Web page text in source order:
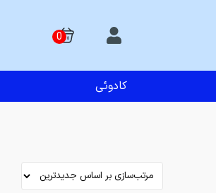
کادوئی